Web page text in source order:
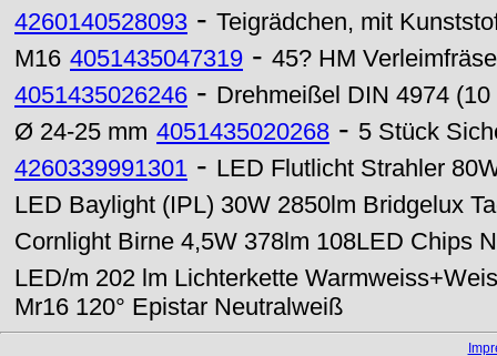
4260140528093 - Teigrädchen, mit
M16 4051435047319 - 45? HM
4051435026246 - Drehmeißel DIN 4974
Ø 24-25 mm 4051435020268 - 5 Stück
4260339991301 - LED Flutlicht Strahler
LED Baylight (IPL) 30W 2850lm Bridgelux
Cornlight Birne 4,5W 378lm 108LED Chips
LED/m 202 lm Lichterkette
Mr16 120° Epistar Neutralweiß